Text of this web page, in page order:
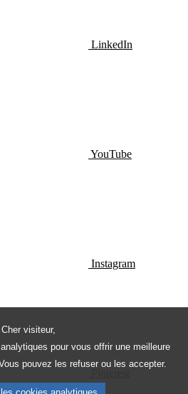
Cher visiteur,
pour vous offrir une meilleure
pouvez les refuser ou les accepter.
cookies analytiques
LinkedIn
YouTube
Instagram